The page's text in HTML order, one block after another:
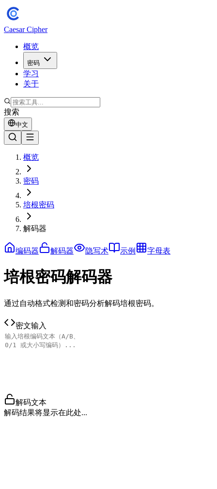
Caesar Cipher
概览
密码
学习
关于
搜索
中文
概览
密码
培根密码
解码器
编码器 解码器 隐写术 示例 字母表
培根密码解码器
通过自动格式检测和密码分析解码培根密码。
密文输入
解码文本
解码结果将显示在此处...